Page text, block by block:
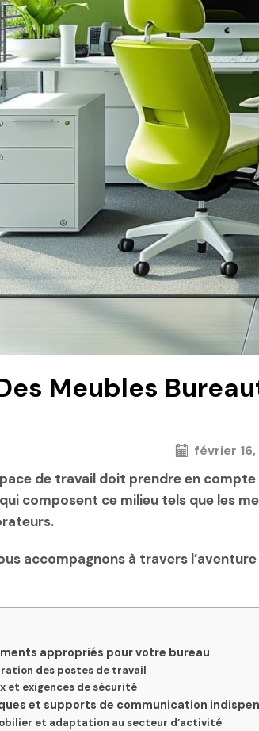
Meubles
février
de travail doit prendre en
composent ce milieu tels que les
accompagnons à travers
appropriés pour votre bureau
des postes de travail
et exigences de sécurité
et supports de communication
et adaptation au secteur d’activité